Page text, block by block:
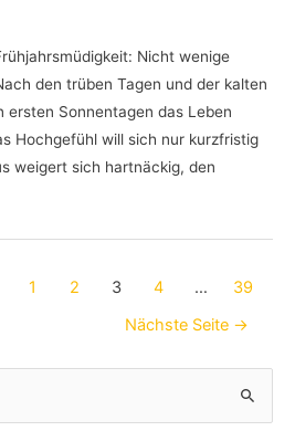
Nicht wenige
den trüben Tagen und der kalten
ersten Sonnentagen das Leben
Hochgefühl will sich nur kurzfristig
weigert sich hartnäckig, den
1 2 3 4 …
39
Nächste Seite →